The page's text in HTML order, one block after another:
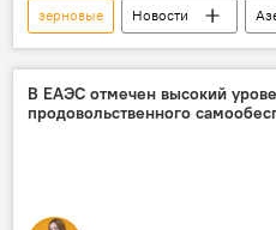
зерновые Новости
Минсельхоз АР
пшеница
Изменения
Рост
Урожай
В ЕАЭС отмечен высокий
продовольственного